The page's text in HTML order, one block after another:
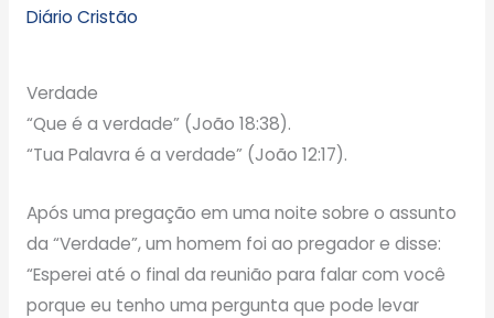
Diário Cristão
Verdade
“Que é a verdade” (João 18:38).
“Tua Palavra é a verdade” (João 12:17).
Após uma pregação em uma noite sobre o assunto
da “Verdade”, um homem foi ao pregador e disse:
“Esperei até o final da reunião para falar com você
porque eu tenho uma pergunta que pode levar